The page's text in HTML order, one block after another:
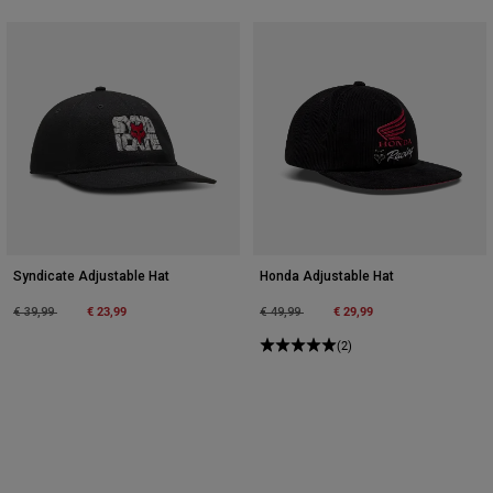
Syndicate Adjustable Hat
Price reduced from
€ 39,99to € 23,99
Honda Adjustable Hat
Price reduced from
€ 49,99to € 29,99
(2)